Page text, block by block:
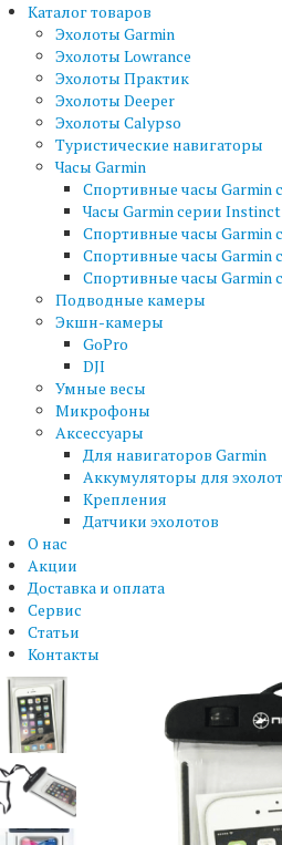
Каталог товаров
Эхолоты Garmin
Эхолоты Lowrance
Эхолоты Практик
Эхолоты Deeper
Эхолоты Calypso
Туристические навигаторы
Часы Garmin
Спортивные часы Garmin
Часы Garmin серии Instinct
Спортивные часы Garmin
Спортивные часы Garmin
Спортивные часы Garmin
Подводные камеры
Экшн-камеры
GoPro
DJI
Умные весы
Микрофоны
Аксессуары
Для навигаторов Garmin
Аккумуляторы для
Крепления
Датчики эхолотов
О нас
Акции
Доставка и оплата
Сервис
Статьи
Контакты